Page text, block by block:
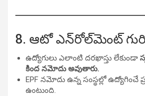
8. ఆటో ఎన్‌రోల్‌మెంట్
ఉద్యోగులు ఎలాంటి దరఖాస్తు లేకుండా
కింద నమోదు అవుతారు.
EPF నమోదు ఉన్న సంస్థల్లో ఉద్యోగించే
ఉంటుంది.